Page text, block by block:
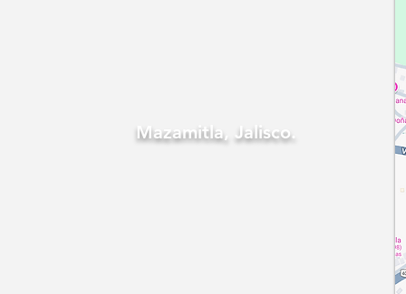
Mazamitla, Jalisco.